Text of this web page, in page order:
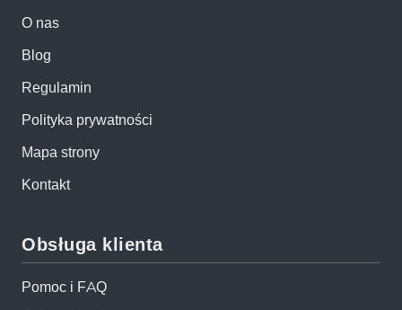
O nas
Blog
Regulamin
Polityka prywatności
Mapa strony
Kontakt
Obsługa klienta
Pomoc i FAQ